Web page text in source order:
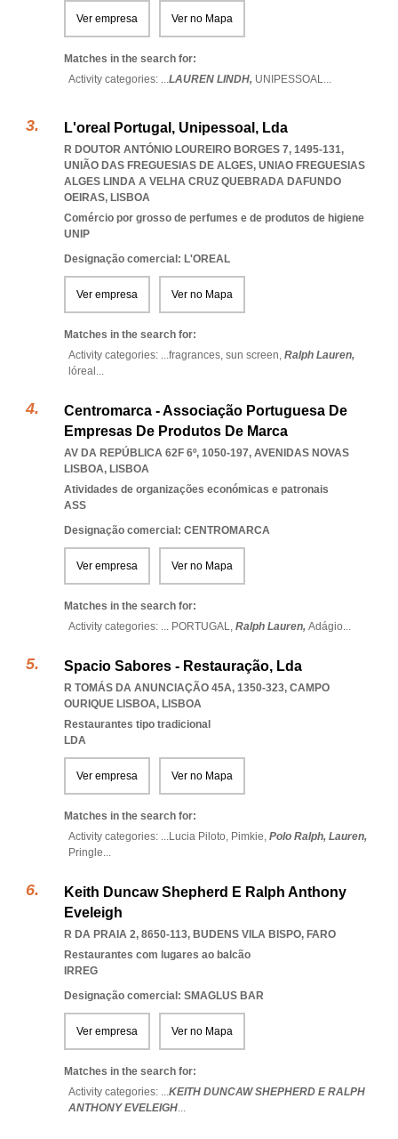
Ver empresa Ver no Mapa
Matches in the search for:
Activity categories: ...LAUREN LINDH, UNIPESSOAL...
L'oreal Portugal, Unipessoal, Lda
R DOUTOR ANTÓNIO LOUREIRO BORGES 7, 1495-131,
UNIÃO DAS FREGUESIAS DE ALGES, UNIAO FREGUESIAS
ALGES LINDA A VELHA CRUZ QUEBRADA DAFUNDO
OEIRAS, LISBOA
Comércio por grosso de perfumes e de produtos de higiene
UNIP
Designação comercial: L'OREAL
Ver empresa Ver no Mapa
Matches in the search for:
Activity categories: ...fragrances, sun screen, Ralph Lauren,
lóreal ...
Centromarca - Associação Portuguesa De
Empresas De Produtos De Marca
AV DA REPÚBLICA 62F 6º, 1050-197, AVENIDAS NOVAS
LISBOA, LISBOA
Atividades de organizações económicas e patronais
ASS
Designação comercial: CENTROMARCA
Ver empresa Ver no Mapa
Matches in the search for:
Activity categories: ... PORTUGAL, Ralph Lauren, Adágio...
Spacio Sabores - Restauração, Lda
R TOMÁS DA ANUNCIAÇÃO 45A, 1350-323, CAMPO
OURIQUE LISBOA, LISBOA
Restaurantes tipo tradicional
LDA
Ver empresa Ver no Mapa
Matches in the search for:
Activity categories: ...Lucia Piloto, Pimkie, Polo Ralph, Lauren,
Pringle...
Keith Duncaw Shepherd E Ralph Anthony
Eveleigh
R DA PRAIA 2, 8650-113, BUDENS VILA BISPO, FARO
Restaurantes com lugares ao balcão
IRREG
Designação comercial: SMAGLUS BAR
Ver empresa Ver no Mapa
Matches in the search for:
Activity categories: ...KEITH DUNCAW SHEPHERD E RALPH
ANTHONY EVELEIGH...